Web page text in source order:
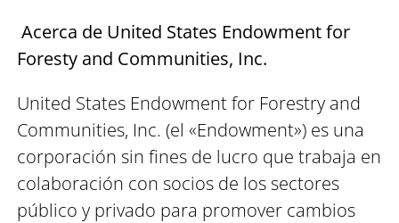
Acerca de United States Endowment for
Foresty and Communities, Inc.
United States Endowment for Forestry and
Communities, Inc. (el «Endowment») es una
corporación sin fines de lucro que trabaja en
colaboración con socios de los sectores
público y privado para promover cambios